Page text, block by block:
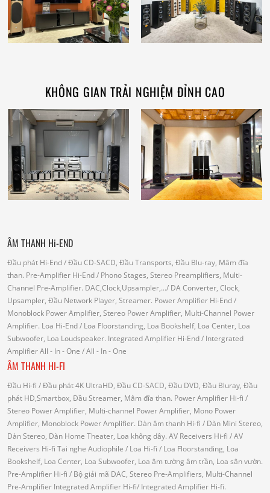
KHÔNG GIAN TRẢI NGHIỆM ĐỈNH CAO
ÂM THANH Hi-END
Đầu phát Hi-End/ Đầu CD-SACD, Đầu Transports, Đầu Blu-ray, Mâm đĩa
than. Pre-Amplifier Hi-End/ Phono Stages, Stereo Preamplifiers, Multi-
Channel Pre-Amplifier. DAC,Clock,Upsampler,.../ DA Converter, Clock,
Upsampler, Đầu Network Player, Streamer. Power Amplifier Hi-End/
Monoblock Power Amplifier, Stereo Power Amplifier, Multi-Channel Power
Amplifier. Loa Hi-End/ Loa Floorstanding, Loa Bookshelf, Loa Center, Loa
Subwoofer, Loa Loudspeaker. Integrated Amplifier Hi-End/ Intergrated
AmplifierAll - In - One / All - In - One
ÂM THANH HI-FI
Đầu Hi-fi / Đầu phát 4K UltraHD, Đầu CD-SACD, Đầu DVD, Đầu Bluray, Đầu
phát HD,Smartbox, Đầu Streamer, Mâm đĩa than. Power Amplifier Hi-fi /
Stereo Power Amplifier, Multi-channel Power Amplifier, Mono Power
Amplifier, Monoblock Power Amplifier. Dàn âm thanh Hi-fi / Dàn Mini Stereo,
Dàn Stereo, Dàn Home Theater, Loa không dây. AV Receivers Hi-fi / AV
Receivers Hi-fi Tai nghe Audiophile / Loa Hi-fi / Loa Floorstanding, Loa
Bookshelf, Loa Center, Loa Subwoofer, Loa âm tường âm trần, Loa sân vườn.
Pre-Amplifier Hi-fi / Bộ giải mã DAC, Stereo Pre-Amplifiers, Multi-Channel
Pre-Amplifier Integrated Amplifier Hi-fi/ Integrated Amplifier Hi-fi.